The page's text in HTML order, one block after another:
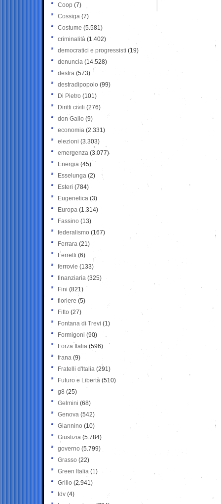
Coop (7)
Cossiga (7)
Costume (5.581)
criminalità (1.402)
democratici e progressisti (19)
denuncia (14.528)
destra (573)
destradipopolo (99)
Di Pietro (101)
Diritti civili (276)
don Gallo (9)
economia (2.331)
elezioni (3.303)
emergenza (3.077)
Energia (45)
Esselunga (2)
Esteri (784)
Eugenetica (3)
Europa (1.314)
Fassino (13)
federalismo (167)
Ferrara (21)
Ferretti (6)
ferrovie (133)
finanziaria (325)
Fini (821)
fioriere (5)
Fitto (27)
Fontana di Trevi (1)
Formigoni (90)
Forza Italia (596)
frana (9)
Fratelli d'Italia (291)
Futuro e Libertà (510)
g8 (25)
Gelmini (68)
Genova (542)
Giannino (10)
Giustizia (5.784)
governo (5.799)
Grasso (22)
Green Italia (1)
Grillo (2.941)
Idv (4)